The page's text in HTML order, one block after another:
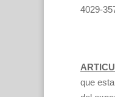
4029-
que